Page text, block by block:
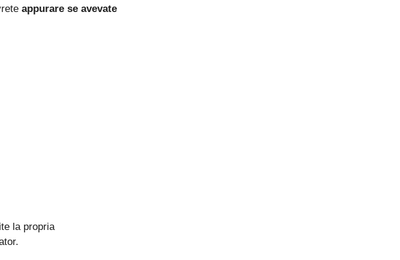
appurare se avevate
la propria